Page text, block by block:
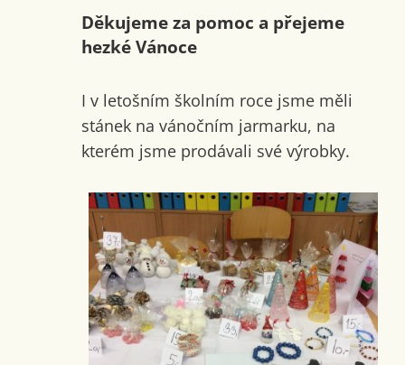
Děkujeme za pomoc a přejeme
hezké Vánoce
I v letošním školním roce jsme měli
stánek na vánočním jarmarku, na
kterém jsme prodávali své výrobky.